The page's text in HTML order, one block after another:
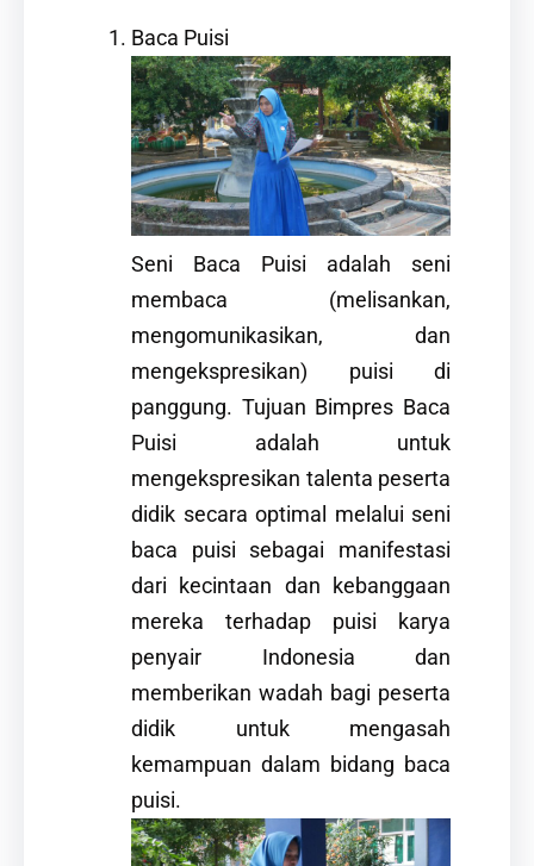
Baca Puisi
Seni Baca Puisi adalah seni
membaca (melisankan,
mengomunikasikan, dan
mengekspresikan) puisi di
panggung. Tujuan Bimpres Baca
Puisi adalah untuk
mengekspresikan talenta peserta
didik secara optimal melalui seni
baca puisi sebagai manifestasi
dari kecintaan dan kebanggaan
mereka terhadap puisi karya
penyair Indonesia dan
memberikan wadah bagi peserta
didik untuk mengasah
kemampuan dalam bidang baca
puisi.